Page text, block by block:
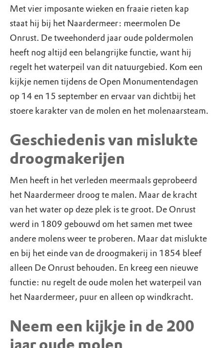
Met vier imposante wieken en fraaie rieten kap
staat hij bij het Naardermeer: meermolen De
Onrust. De tweehonderd jaar oude poldermolen
heeft nog altijd een belangrijke functie, want hij
regelt het waterpeil van dit natuurgebied. Kom een
kijkje nemen tijdens de Open Monumentendagen
op 14 en 15 september en ervaar van dichtbij het
stoere karakter van de molen en het molenaarsteam.
Geschiedenis van mislukte
droogmakerijen
Men heeft in het verleden meermaals geprobeerd
het Naardermeer droog te malen. Maar de kracht
van het water op deze plek is te groot. De Onrust
werd in 1809 gebouwd om het samen met twee
andere molens weer te proberen. Maar dat mislukte
en bij het einde van de droogmakerij in 1854 bleef
alleen De Onrust behouden. En kreeg een nieuwe
functie: nu regelt de oude molen het waterpeil van
het Naardermeer, puur en alleen op windkracht.
Neem een kijkje in de 200